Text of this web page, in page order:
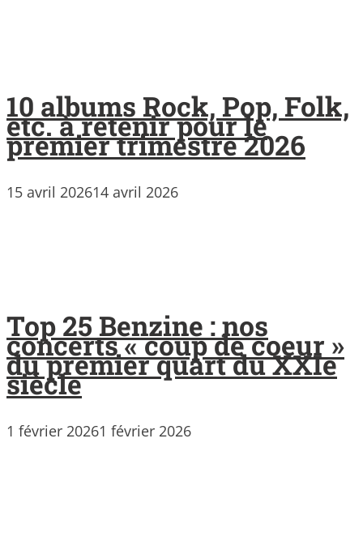
10 albums Rock, Pop, Folk,
etc. à retenir pour le
premier trimestre 2026
15 avril 202614 avril 2026
Top 25 Benzine : nos
concerts « coup de coeur »
du premier quart du XXIe
siècle
1 février 20261 février 2026